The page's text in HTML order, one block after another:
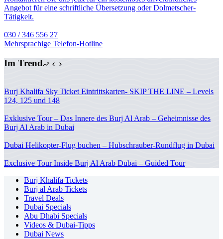
Angebot für eine schriftliche Übersetzung oder Dolmetscher-
Tätigkeit.
030 / 346 556 27
Mehrsprachige Telefon-Hotline
Im Trend
Burj Khalifa Sky Ticket Eintrittskarten- SKIP THE LINE – Levels
124, 125 und 148
Exklusive Tour – Das Innere des Burj Al Arab – Geheimnisse des
Burj Al Arab in Dubai
Dubai Helikopter-Flug buchen – Hubschrauber-Rundflug in Dubai
Exclusive Tour Inside Burj Al Arab Dubai – Guided Tour
Burj Khalifa Tickets
Burj al Arab Tickets
Travel Deals
Dubai Specials
Abu Dhabi Specials
Videos & Dubai-Tipps
Dubai News